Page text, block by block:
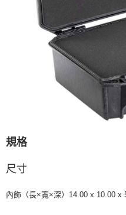
４．使用「AFTEE先享後付」時，
時審查核予不同之上限額度；若仍
請求用戶進行身份認證。
５．嚴禁一人註冊多個帳號或使用
恩沛科技股份有限公司將有權停止
規格
尺寸
內飾（長×寬×深）14.00 x 10.00 x